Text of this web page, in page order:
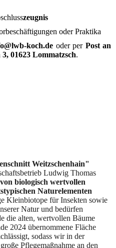
zeugnis
oder Praktika
koch.de oder perPost an
01623 Lommatzsch.
Weitzschenhain"
Ludwig Thomas
biologisch wertvollen
Naturelementen
Kleinbiotope für Insekten sowie
Natur und bedürfen
die alten, wertvollen Bäume
2024 übernommene Fläche
sodass wir in der
Pflegemaßnahme an den